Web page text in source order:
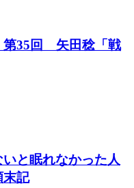
第35回 矢田稔「戦
と眠れなかった人
末記